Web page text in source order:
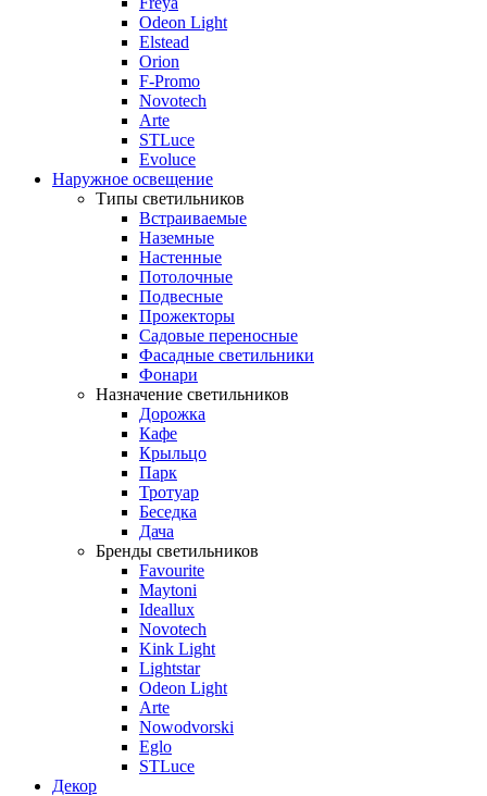
Odeon Light
Elstead
Orion
F-Promo
Novotech
Arte
STLuce
Evoluce
Наружное освещение
Типы светильников
Встраиваемые
Наземные
Настенные
Потолочные
Подвесные
Прожекторы
Садовые переносные
Фасадные светильники
Фонари
Назначение светильников
Дорожка
Кафе
Крыльцо
Парк
Тротуар
Беседка
Дача
Бренды светильников
Favourite
Maytoni
Ideallux
Novotech
Kink Light
Lightstar
Odeon Light
Arte
Nowodvorski
Eglo
STLuce
Декор